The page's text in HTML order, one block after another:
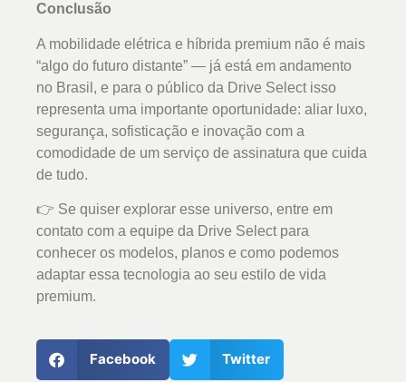
Conclusão
A mobilidade elétrica e híbrida premium não é mais
“algo do futuro distante” — já está em andamento
no Brasil, e para o público da Drive Select isso
representa uma importante oportunidade: aliar luxo,
segurança, sofisticação e inovação com a
comodidade de um serviço de assinatura que cuida
de tudo.
👉 Se quiser explorar esse universo, entre em
contato com a equipe da Drive Select para
conhecer os modelos, planos e como podemos
adaptar essa tecnologia ao seu estilo de vida
premium.
Facebook Twitter